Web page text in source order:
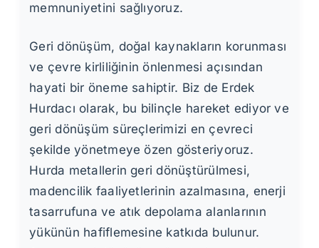
memnuniyetini sağlıyoruz.
Geri dönüşüm, doğal kaynakların korunması
ve çevre kirliliğinin önlenmesi açısından
hayati bir öneme sahiptir. Biz de Erdek
Hurdacı olarak, bu bilinçle hareket ediyor ve
geri dönüşüm süreçlerimizi en çevreci
şekilde yönetmeye özen gösteriyoruz.
Hurda metallerin geri dönüştürülmesi,
madencilik faaliyetlerinin azalmasına, enerji
tasarrufuna ve atık depolama alanlarının
yükünün hafiflemesine katkıda bulunur.